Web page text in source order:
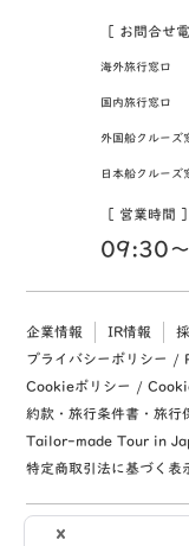
［ お問合せ
海外旅行窓口
国内旅行窓口
外国船クルーズ
日本船クルーズ
［ 営業時間 ］
09:30
企業情報 IR情報
プライバシーポリシー
Cookieポリシー /
約款・旅行条件書・旅行
Tailor-made Tour in
特定商取引法に基づく表